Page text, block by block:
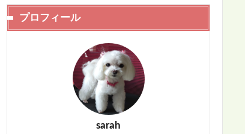
プロフィール
sarah